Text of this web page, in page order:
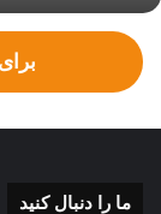
ما را دنبال کنید